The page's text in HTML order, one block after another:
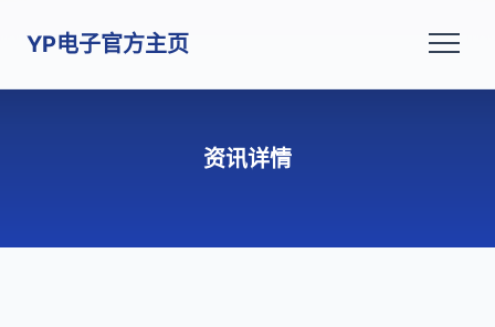
YP电子官方主页
资讯详情